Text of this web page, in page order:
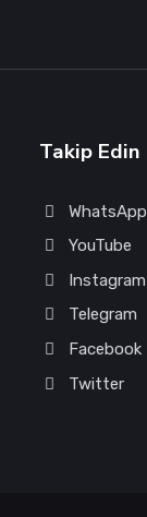
Takip Edin
WhatsApp
YouTube
Instagram
Telegram
Facebook
Twitter